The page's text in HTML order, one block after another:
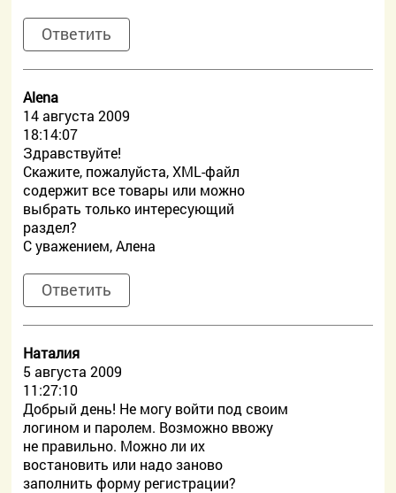
Ответить
Alena
14 августа 2009
18:14:07
Здравствуйте!
Скажите, пожалуйста, XML-файл
содержит все товары или можно
выбрать только интересующий
раздел?
С уважением, Алена
Ответить
Наталия
5 августа 2009
11:27:10
Добрый день! Не могу войти под своим
логином и паролем. Возможно ввожу
не правильно. Можно ли их
востановить или надо заново
заполнить форму регистрации?